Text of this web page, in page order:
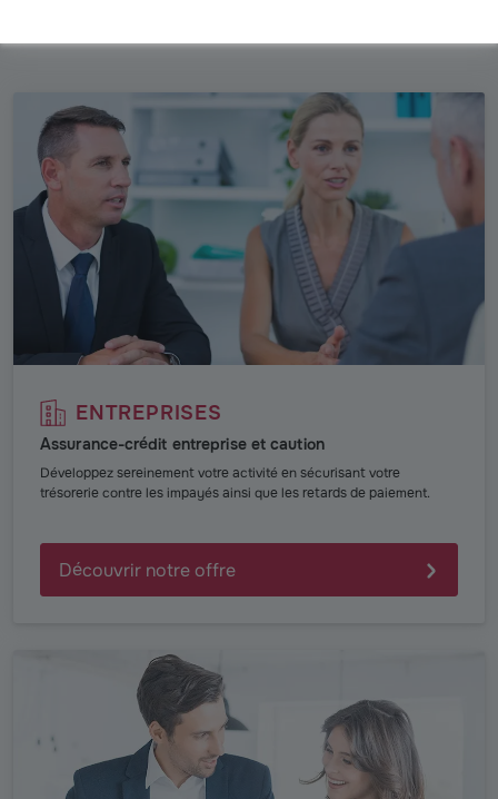
ENTREPRISES
Assurance-crédit entreprise et caution
Développez sereinement votre activité en sécurisant votre
trésorerie contre les impayés ainsi que les retards de paiement.
Découvrir notre offre